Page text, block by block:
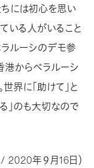
には初心を思い
いる人がいること
ルーシのデモ参
港からベラルーシ
界に「助けて」と
」のも大切なので
2020年９月16日）